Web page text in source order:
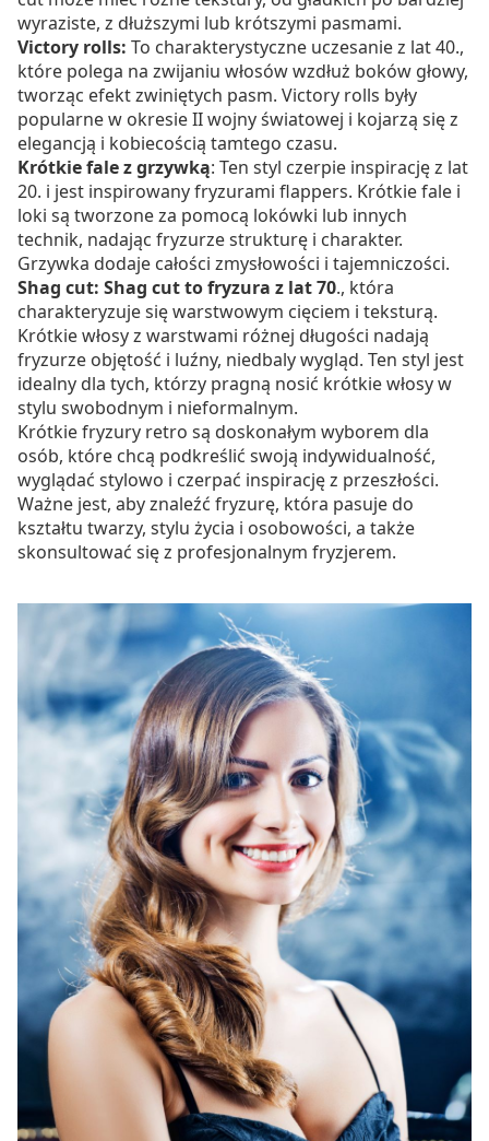
wyraziste, z dłuższymi lub krótszymi pasmami.
Victory rolls: To charakterystyczne uczesanie z lat 40.,
które polega na zwijaniu włosów wzdłuż boków głowy,
tworząc efekt zwiniętych pasm. Victory rolls były
popularne w okresie II wojny światowej i kojarzą się z
elegancją i kobiecością tamtego czasu.
Krótkie fale z grzywką: Ten styl czerpie inspirację z lat
20. i jest inspirowany fryzurami flappers. Krótkie fale i
loki są tworzone za pomocą lokówki lub innych
technik, nadając fryzurze strukturę i charakter.
Grzywka dodaje całości zmysłowości i tajemniczości.
Shag cut: Shag cut to fryzura z lat 70., która
charakteryzuje się warstwowym cięciem i teksturą.
Krótkie włosy z warstwami różnej długości nadają
fryzurze objętość i luźny, niedbaly wygląd. Ten styl jest
idealny dla tych, którzy pragną nosić krótkie włosy w
stylu swobodnym i nieformalnym.
Krótkie fryzury retro są doskonałym wyborem dla
osób, które chcą podkreślić swoją indywidualność,
wyglądać stylowo i czerpać inspirację z przeszłości.
Ważne jest, aby znaleźć fryzurę, która pasuje do
kształtu twarzy, stylu życia i osobowości, a także
skonsultować się z profesjonalnym fryzjerem.